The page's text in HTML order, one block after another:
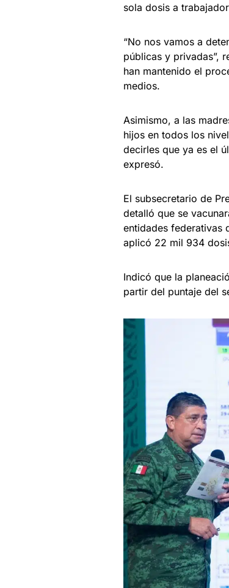
sola dosis a
“No nos vamos a
públicas y privadas”,
han mantenido el
medios.
Asimismo, a las
hijos en todos los
decirles que ya es el
expresó.
El subsecretario de
detalló que se
entidades federativas
aplicó 22 mil 934
Indicó que la
partir del puntaje del